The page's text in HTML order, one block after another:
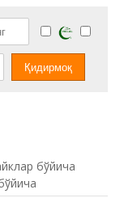
бўйича